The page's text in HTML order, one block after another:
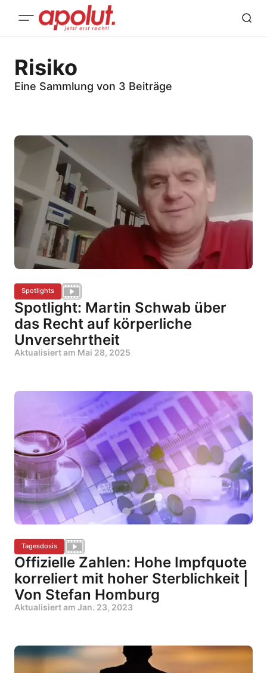
Risiko
Eine Sammlung von 3 Beiträge
Spotlights
Spotlight: Martin Schwab über
das Recht auf körperliche
Unversehrtheit
Aktualisiert am Mai 28, 2025
Tagesdosis
Offizielle Zahlen: Hohe Impfquote
korreliert mit hoher Sterblichkeit |
Von Stefan Homburg
Aktualisiert am Jan. 23, 2023